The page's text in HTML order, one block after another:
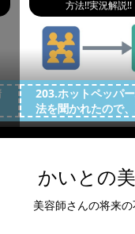
方法!!実況解説!!
203.ホットペッパ
法を聞かれたので
かいとの
美容師さんの将来